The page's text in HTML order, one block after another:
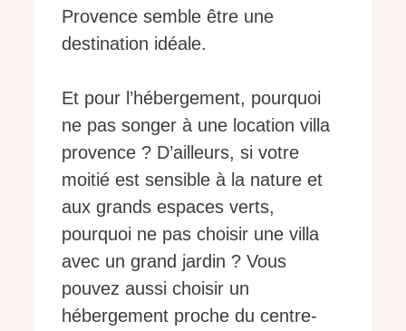
Provence semble être une
destination idéale.
Et pour l’hébergement, pourquoi
ne pas songer à une location villa
provence ? D’ailleurs, si votre
moitié est sensible à la nature et
aux grands espaces verts,
pourquoi ne pas choisir une villa
avec un grand jardin ? Vous
pouvez aussi choisir un
hébergement proche du centre-